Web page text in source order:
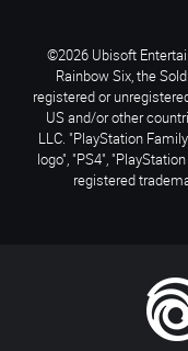
©2026 Ubisoft
Rainbow Six, the
registered or
US and/or other
LLC. "PlayStation
logo", "PS4",
registered